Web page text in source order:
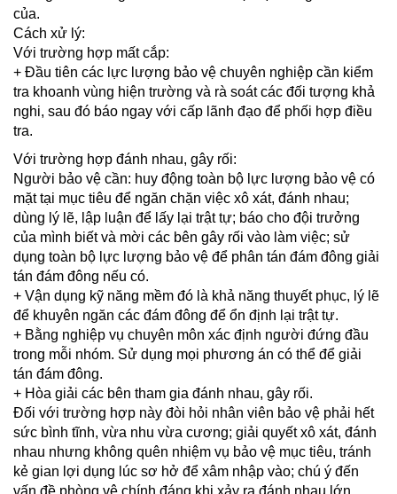
của.
Cách xử lý:
Với trường hợp mất cắp:
+ Đầu tiên các lực lượng bảo vệ chuyên nghiệp cần kiểm
tra khoanh vùng hiện trường và rà soát các đối tượng khả
nghi, sau đó báo ngay với cấp lãnh đạo để phối hợp điều
tra.
Với trường hợp đánh nhau, gây rối:
Người bảo vệ cần: huy động toàn bộ lực lượng bảo vệ có
mặt tại mục tiêu để ngăn chặn việc xô xát, đánh nhau;
dùng lý lẽ, lập luận để lấy lại trật tự; báo cho đội trưởng
của mình biết và mời các bên gây rối vào làm việc; sử
dụng toàn bộ lực lượng bảo vệ để phân tán đám đông giải
tán đám đông nếu có.
+ Vận dụng kỹ năng mềm đó là khả năng thuyết phục, lý lẽ
để khuyên ngăn các đám đông để ổn định lại trật tự.
+ Bằng nghiệp vụ chuyên môn xác định người đứng đầu
trong mỗi nhóm. Sử dụng mọi phương án có thể để giải
tán đám đông.
+ Hòa giải các bên tham gia đánh nhau, gây rối.
Đối với trường hợp này đòi hỏi nhân viên bảo vệ phải hết
sức bình tĩnh, vừa nhu vừa cương; giải quyết xô xát, đánh
nhau nhưng không quên nhiệm vụ bảo vệ mục tiêu, tránh
kẻ gian lợi dụng lúc sơ hở để xâm nhập vào; chú ý đến
vấn đề phòng vệ chính đáng khi xảy ra đánh nhau lớn…